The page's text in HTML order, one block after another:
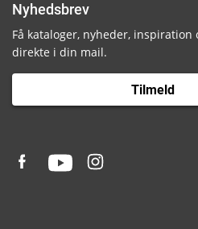
Nyhedsbrev
Få kataloger, nyheder, inspiration
direkte i din mail.
Tilmeld